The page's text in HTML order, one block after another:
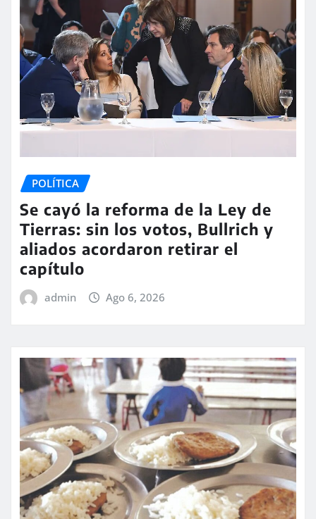
POLÍTICA
Se cayó la reforma de la Ley de
Tierras: sin los votos, Bullrich y
aliados acordaron retirar el
capítulo
admin Ago 6, 2026